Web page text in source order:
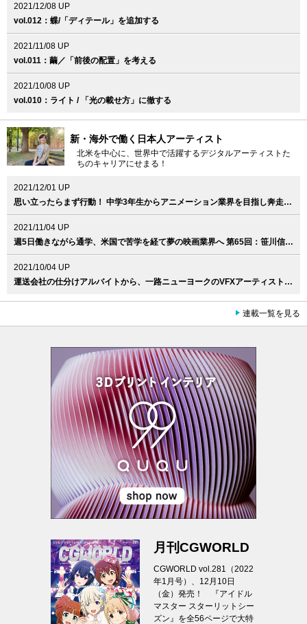
2021/12/08 UP
vol.012：蝶/「ディテール」を追加する
2021/11/08 UP
vol.011：繭／「前後の配置」を考える
2021/10/08 UP
vol.010：ライト / 「光の載せ方」に徹する
新・海外で働く日本人アーティスト
北米を中心に、世界中で活躍するデジタルアーティストた
ちのキャリアにせまる！
2021/12/01 UP
思い立ったらまず行動！ 中学3年生からアニメーション業界を目指し奔走 第66回：田村鞠果（LAIKA, Llc. / Jr. Prop Designer）
2021/11/04 UP
週5日働きながら通学、米国で苦学を経て夢の映画業界へ 第65回：笹川信輝（Skydance Animation / 3D Visual Development Artist）
2021/10/04 UP
運送会社の仕分けアルバイトから、一路ニューヨークのVFXアーティストへ。第64回：佐藤文郎（Cineric Creative / Senior Flame Artist ）
連載一覧を見る
月刊CGWORLD
CGWORLD vol.281（2022
年1月号）、12月10日
（金）発売！ 『アイドル
マスター スターリットシー
ズン』を全56ページで大特